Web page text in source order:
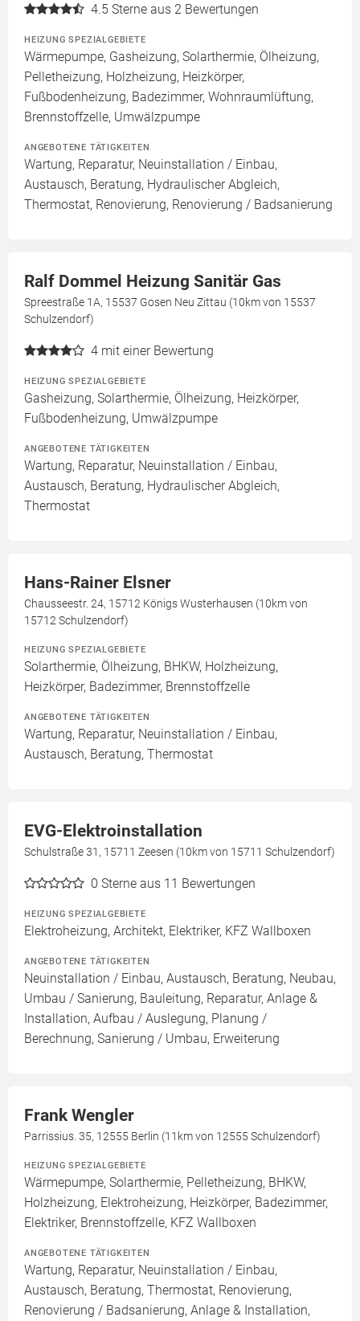
4.5 Sterne aus 2 Bewertungen
HEIZUNG SPEZIALGEBIETE
Wärmepumpe, Gasheizung, Solarthermie, Ölheizung,
Pelletheizung, Holzheizung, Heizkörper,
Fußbodenheizung, Badezimmer, Wohnraumlüftung,
Brennstoffzelle, Umwälzpumpe
ANGEBOTENE TÄTIGKEITEN
Wartung, Reparatur, Neuinstallation / Einbau,
Austausch, Beratung, Hydraulischer Abgleich,
Thermostat, Renovierung, Renovierung / Badsanierung
Ralf Dommel Heizung Sanitär Gas
Spreestraße 1A, 15537 Gosen Neu Zittau (10km von 15537
Schulzendorf)
4 mit einer Bewertung
HEIZUNG SPEZIALGEBIETE
Gasheizung, Solarthermie, Ölheizung, Heizkörper,
Fußbodenheizung, Umwälzpumpe
ANGEBOTENE TÄTIGKEITEN
Wartung, Reparatur, Neuinstallation / Einbau,
Austausch, Beratung, Hydraulischer Abgleich,
Thermostat
Hans-Rainer Elsner
Chausseestr. 24, 15712 Königs Wusterhausen (10km von
15712 Schulzendorf)
HEIZUNG SPEZIALGEBIETE
Solarthermie, Ölheizung, BHKW, Holzheizung,
Heizkörper, Badezimmer, Brennstoffzelle
ANGEBOTENE TÄTIGKEITEN
Wartung, Reparatur, Neuinstallation / Einbau,
Austausch, Beratung, Thermostat
EVG-Elektroinstallation
Schulstraße 31, 15711 Zeesen (10km von 15711 Schulzendorf)
0 Sterne aus 11 Bewertungen
HEIZUNG SPEZIALGEBIETE
Elektroheizung, Architekt, Elektriker, KFZ Wallboxen
ANGEBOTENE TÄTIGKEITEN
Neuinstallation / Einbau, Austausch, Beratung, Neubau,
Umbau / Sanierung, Bauleitung, Reparatur, Anlage &
Installation, Aufbau / Auslegung, Planung /
Berechnung, Sanierung / Umbau, Erweiterung
Frank Wengler
Parrissius. 35, 12555 Berlin (11km von 12555 Schulzendorf)
HEIZUNG SPEZIALGEBIETE
Wärmepumpe, Solarthermie, Pelletheizung, BHKW,
Holzheizung, Elektroheizung, Heizkörper, Badezimmer,
Elektriker, Brennstoffzelle, KFZ Wallboxen
ANGEBOTENE TÄTIGKEITEN
Wartung, Reparatur, Neuinstallation / Einbau,
Austausch, Beratung, Thermostat, Renovierung,
Renovierung / Badsanierung, Anlage & Installation,